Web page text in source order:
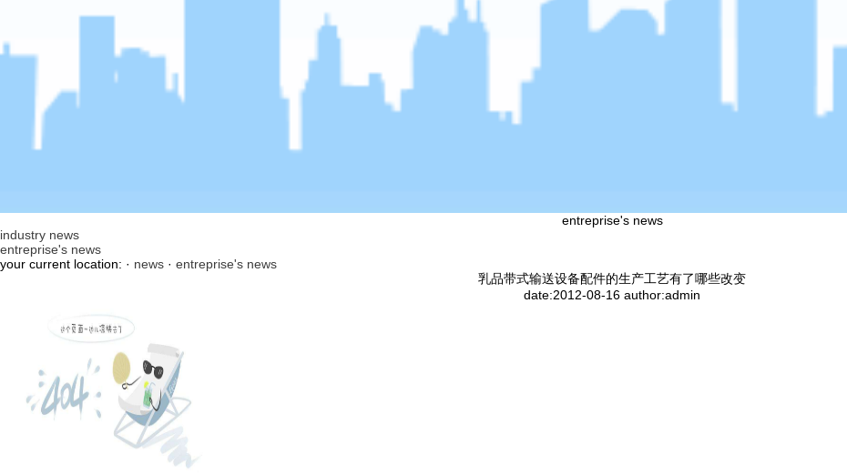
entreprise's news
industry news
entreprise's news
your current location: · news · entreprise's news
乳品带式输送设备配件的生产工艺有了哪些改变
date:2012-08-16 author:admin